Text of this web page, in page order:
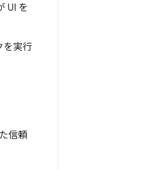
UI を
を実行
信頼